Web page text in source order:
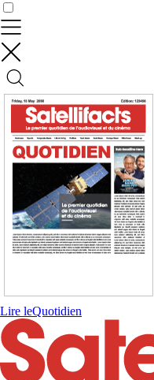
Lire leQuotidien
Contrôler vos données